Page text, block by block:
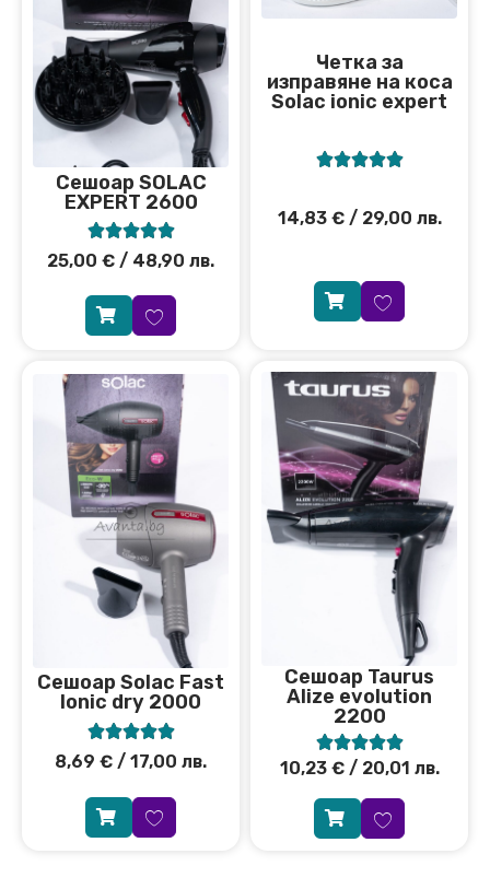
Сeшоар SOLAC
EXPERT 2600

25,00 € / 48,90 лв.
Четка за
изправяне на коса
Solac ionic expert

14,83 €/ 29,00 лв.
Сешоар Solac Fast
Ionic dry 2000

8,69 € / 17,00 лв.
Сешоар Taurus
Аlize evolution
2200

10,23 €/ 20,01 лв.